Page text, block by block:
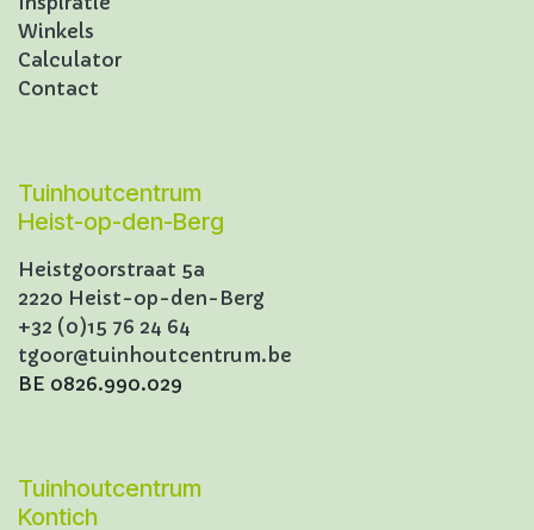
Winkels
Calculator
Contact
Tuinhoutcentrum
Heist-op-den-Berg
Heistgoorstraat 5a
2220 Heist-op-den-Berg
+32 (0)15 76 24 64
tgoor@tuinhoutcentrum.be
BE 0826.990.029
Tuinhoutcentrum
Kontich